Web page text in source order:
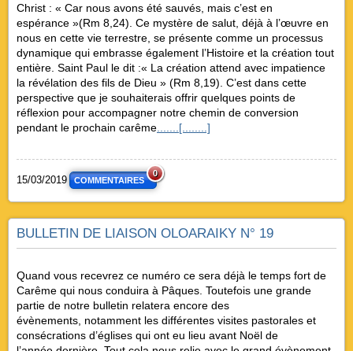
Christ : « Car nous avons été sauvés, mais c’est en
espérance »(Rm 8,24). Ce mystère de salut, déjà à l’œuvre en
nous en cette vie terrestre, se présente comme un processus
dynamique qui embrasse également l’Histoire et la création tout
entière. Saint Paul le dit :« La création attend avec impatience
la révélation des fils de Dieu » (Rm 8,19). C’est dans cette
perspective que je souhaiterais offrir quelques points de
réflexion pour accompagner notre chemin de conversion
pendant le prochain carême .......[........]
15/03/2019 COMMENTAIRES
0
BULLETIN DE LIAISON OLOARAIKY N° 19
Quand vous recevrez ce numéro ce sera déjà le temps fort de
Carême qui nous conduira à Pâques. Toutefois une grande
partie de notre bulletin relatera encore des
évènements, notamment les différentes visites pastorales et
consécrations d’églises qui ont eu lieu avant Noël de